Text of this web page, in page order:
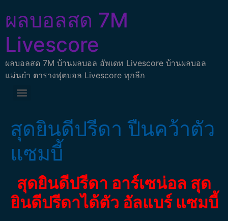
ผลบอลสด 7M
Livescore
ผลบอลสด 7M บ้านผลบอล อัพเดท Livescore บ้านผลบอล
แม่นยำ ตารางฟุตบอล Livescore ทุกลีก
สุดยินดีปรีดา ปืนคว้าตัว
แซมบี้
สุดยินดีปรีดา อาร์เซน่อล สุด
ยินดีปรีดาได้ตัว อัลแบร์ แซมบี้